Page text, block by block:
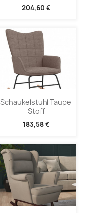
204,60 €
Schaukelstuhl Taupe
Stoff
183,58 €